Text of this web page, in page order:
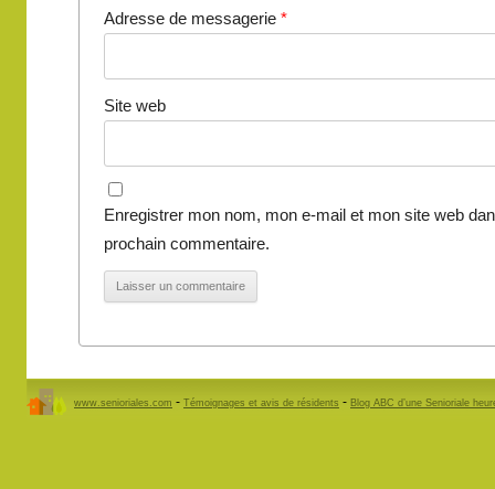
Adresse de messagerie *
Site web
Enregistrer mon nom, mon e-mail et mon site web
prochain commentaire.
www.senioriales.com - Témoignages et avis de résidents - Blog ABC d’une Senioriale